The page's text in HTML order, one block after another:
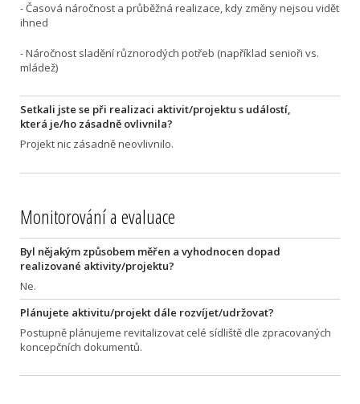
- Časová náročnost a průběžná realizace, kdy změny nejsou vidět
ihned
- Náročnost sladění různorodých potřeb (například senioři vs.
mládež)
Setkali jste se při realizaci aktivit/projektu s událostí,
která je/ho zásadně ovlivnila?
Projekt nic zásadně neovlivnilo.
Monitorování a evaluace
Byl nějakým způsobem měřen a vyhodnocen dopad
realizované aktivity/projektu?
Ne.
Plánujete aktivitu/projekt dále rozvíjet/udržovat?
Postupně plánujeme revitalizovat celé sídliště dle zpracovaných
koncepčních dokumentů.